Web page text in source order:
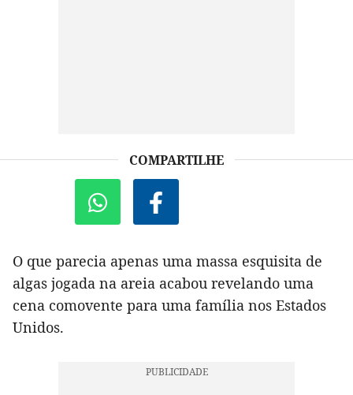
COMPARTILHE
O que parecia apenas uma massa esquisita de
algas jogada na areia acabou revelando uma
cena comovente para uma família nos Estados
Unidos.